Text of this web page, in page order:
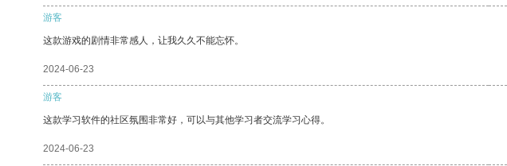
游客
这款游戏的剧情非常感人，让我久久不能忘怀。
2024-06-23
游客
这款学习软件的社区氛围非常好，可以与其他学习者交流学习心得。
2024-06-23